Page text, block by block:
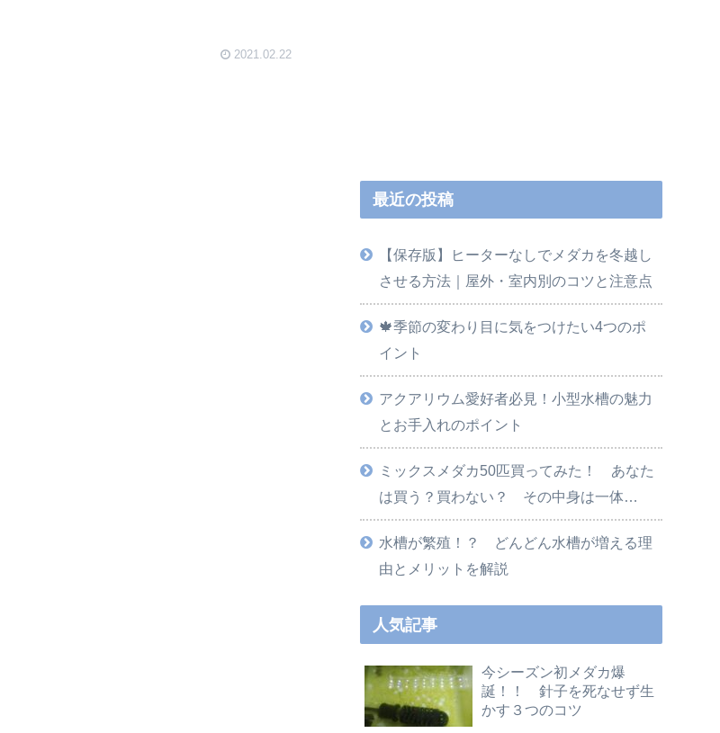
2021.02.22
最近の投稿
【保存版】ヒーターなしでメダカを冬越し
させる方法｜屋外・室内別のコツと注意点
🍁季節の変わり目に気をつけたい4つのポ
イント
アクアリウム愛好者必見！小型水槽の魅力
とお手入れのポイント
ミックスメダカ50匹買ってみた！ あなた
は買う？買わない？ その中身は一体…
水槽が繁殖！？ どんどん水槽が増える理
由とメリットを解説
人気記事
今シーズン初メダカ爆
誕！！ 針子を死なせず生
かす３つのコツ